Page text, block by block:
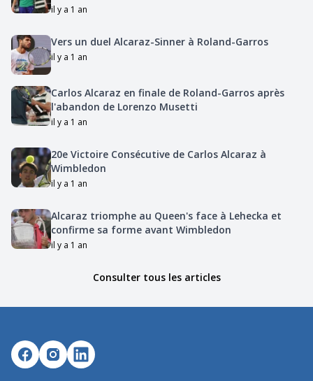
il y a 1 an
Vers un duel Alcaraz-Sinner à Roland-Garros
il y a 1 an
Carlos Alcaraz en finale de Roland-Garros après
l'abandon de Lorenzo Musetti
il y a 1 an
20e Victoire Consécutive de Carlos Alcaraz à
Wimbledon
il y a 1 an
Alcaraz triomphe au Queen's face à Lehecka et
confirme sa forme avant Wimbledon
il y a 1 an
Consulter tous les articles